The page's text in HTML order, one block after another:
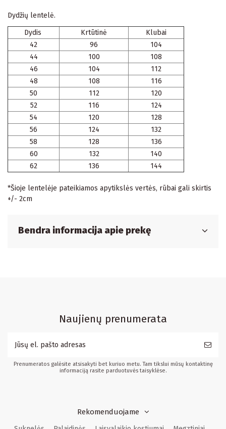
Dydžių lentelė.
Dydis Krtūtinė
Klubai
42
96
104
44
100
108
46
104
112
48
108
116
50
112
120
52
116
124
54
120
128
56
124
132
58
128
136
60
132
140
62
136 144
*Šioje lentelėje pateikiamos apytikslės vertės, rūbai gali skirtis
+/- 2cm
Bendra informacija apie prekę
Naujienų prenumerata
Prenumeratos galėsite atsisakyti bet kuriuo metu. Tam tikslui mūsų kontaktinę
informaciją rasite parduotuvės taisyklėse.
Rekomenduojame